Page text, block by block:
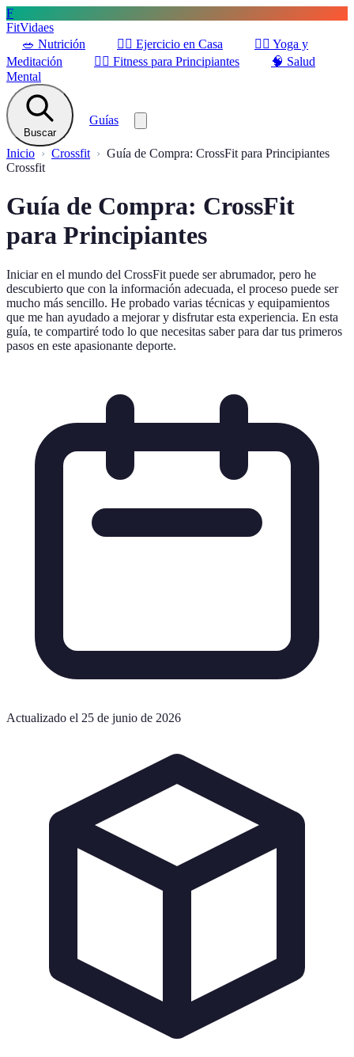
F
FitVidaes
🥗 Nutrición 🏋️‍♀️ Ejercicio en Casa 🧘‍♀️ Yoga y
Meditación
🚶‍♂️ Fitness para Principiantes 🧠 Salud
Mental
Buscar
Guías
Inicio Crossfit
Guía de Compra: CrossFit para Principiantes
Crossfit
Guía de Compra: CrossFit
para Principiantes
Iniciar en el mundo del CrossFit puede ser abrumador, pero he
descubierto que con la información adecuada, el proceso puede ser
mucho más sencillo. He probado varias técnicas y equipamientos
que me han ayudado a mejorar y disfrutar esta experiencia. En esta
guía, te compartiré todo lo que necesitas saber para dar tus primeros
pasos en este apasionante deporte.
Actualizado el 25 de junio de 2026